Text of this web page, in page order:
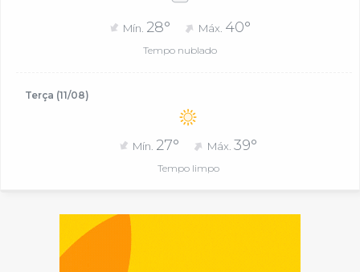
Mín. 28° Máx. 40°
Tempo nublado
Terça (11/08)
Mín. 27° Máx.39°
Tempo limpo